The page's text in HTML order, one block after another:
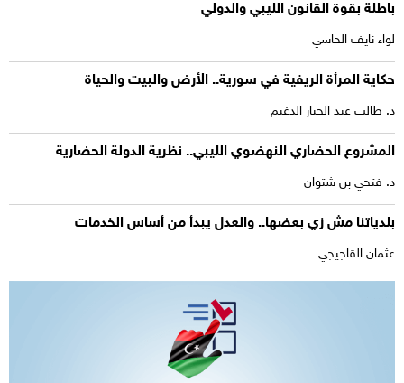
باطلة بقوة القانون الليبي والدولي
لواء نايف الحاسي
حكاية المرأة الريفية في سورية.. الأرض والبيت والحياة
د. طالب عبد الجبار الدغيم
المشروع الحضاري النهضوي الليبي.. نظرية الدولة الحضارية
د. فتحي بن شتوان
بلدياتنا مش زي بعضها.. والعدل يبدأ من أساس الخدمات
عثمان القاجيجي